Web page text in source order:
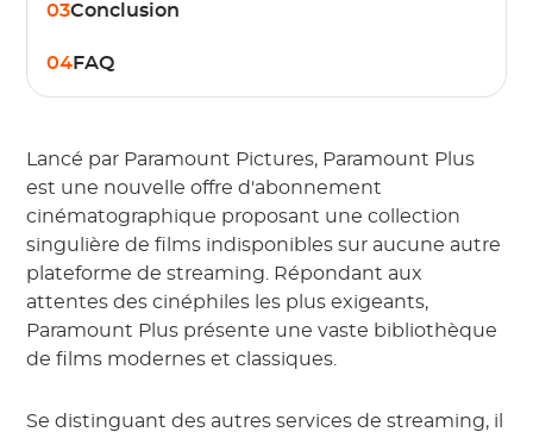
03Conclusion
04FAQ
Lancé par Paramount Pictures, Paramount Plus
est une nouvelle offre d'abonnement
cinématographique proposant une collection
singulière de films indisponibles sur aucune autre
plateforme de streaming. Répondant aux
attentes des cinéphiles les plus exigeants,
Paramount Plus présente une vaste bibliothèque
de films modernes et classiques.
Se distinguant des autres services de streaming, il